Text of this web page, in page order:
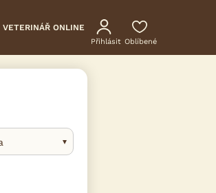
VETERINÁŘ ONLINE
Přihlásit Oblíbené